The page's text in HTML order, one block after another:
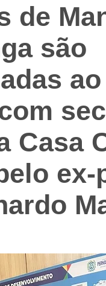
de
são
Casa